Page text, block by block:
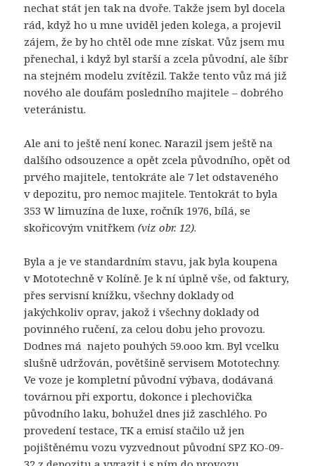
nechat stát jen tak na dvoře. Takže jsem byl docela
rád, když ho u mne uviděl jeden kolega, a projevil
zájem, že by ho chtěl ode mne získat. Vůz jsem mu
přenechal, i když byl starší a zcela původní, ale šíbr
na stejném modelu zvítězil. Takže tento vůz má již
nového ale doufám posledního majitele – dobrého
veteránistu.
Ale ani to ještě není konec. Narazil jsem ještě na
dalšího odsouzence a opět zcela původního, opět od
prvého majitele, tentokráte ale 7 let odstaveného
v depozitu, pro nemoc majitele. Tentokrát to byla
353 W limuzína de luxe, ročník 1976, bílá, se
skořicovým vnitřkem(viz obr. 12).
Byla a je ve standardním stavu, jak byla koupena
v Mototechně v Kolíně. Je k ní úplně vše, od faktury,
přes servisní knížku, všechny doklady od
jakýchkoliv oprav, jakož i všechny doklady od
povinného ručení, za celou dobu jeho provozu.
Dodnes má najeto pouhých 59.ooo km. Byl vcelku
slušně udržován, povětšině servisem Mototechny.
Ve voze je kompletní původní výbava, dodávaná
továrnou při exportu, dokonce i plechovička
původního laku, bohužel dnes již zaschlého. Po
provedení testace, TK a emisí stačilo už jen
pojištěnému vozu vyzvednout původní SPZ KO-09-